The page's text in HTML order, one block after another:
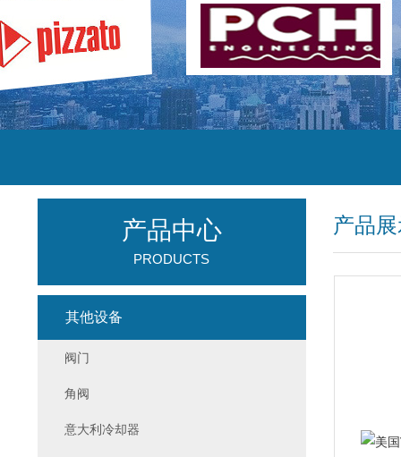
产品
产品中心
PRODUCTS
其他设备
阀门
角阀
意大利冷却器